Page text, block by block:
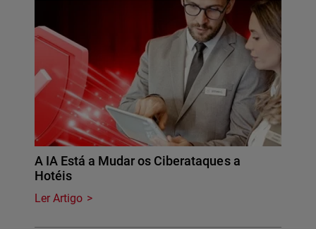
A IA Está a Mudar os Ciberataques a
Hotéis
Ler Artigo